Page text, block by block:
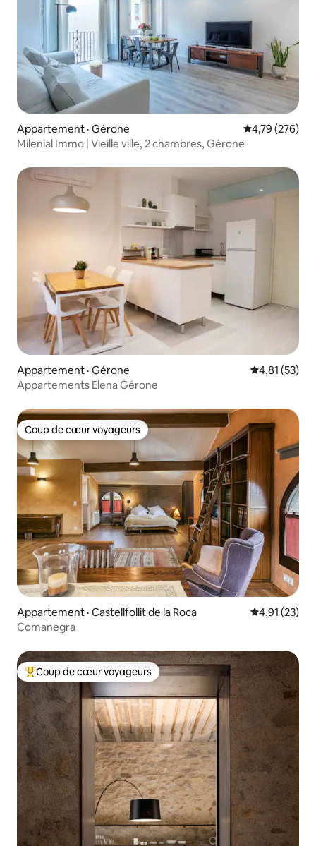
Appartement · Gérone Note
4,79 (276)
Milenial Immo | Vieille ville, 2 chambres, Gérone
Appartement · Gérone Note
4,81 (53)
Appartements Elena Gérone
Coup de cœur voyageurs
Coup de cœur voyageurs
Appartement · Castellfollit de la Roca Note
4,91 (23)
Comanegra
Coup de cœur voyageurs parmi les plus aimés
Coup de cœur voyageurs